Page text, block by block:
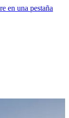
en una pestaña